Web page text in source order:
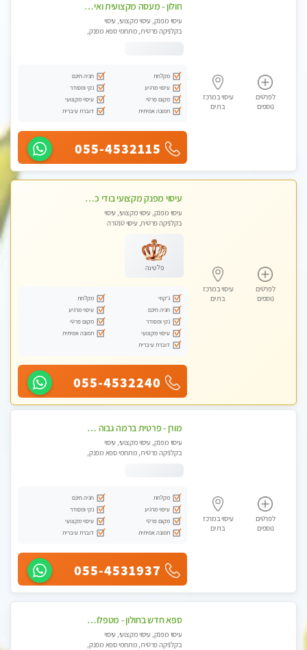
לפרטים
נוספים
עיסוי במרכז
בת ים
חולון - מעסה מקצועית ואיכותית פרטי!!! ללא מין !! בקליניקה מפגש טיפולי !!! מקצועי בלבד - professional therapist
עיסוי מפנק, עיסוי מקצועי, עיסוי
בקלניקה פרטית, מתחמי ספא מפנק,
מקלחת
חניה חינם
עיסוי מרגיע
נקי ומסודר
מקום פרטי
עיסוי מקצועי
תמונה אמיתית
דוברת עיברית
055-4532115
לפרטים
נוספים
עיסוי במרכז
בת ים
עיסוי מפנק מקצועי בודי כפות רגליים+ טיפול בארבע ידיים מומלץ מאוד
עיסוי מפנק, עיסוי מקצועי, עיסוי
בקלניקה פרטית, עיסוי טנטרה
פלטינה
ג'קוזי
מקלחת
חניה חינם
עיסוי מרגיע
נקי ומסודר
מקום פרטי
עיסוי מקצועי
תמונה אמיתית
דוברת עיברית
055-4532240
לפרטים
נוספים
עיסוי במרכז
בת ים
מורן - פרטית ברמה גבוה בבת-ים -הודעות ווצאפ בלבד
עיסוי מפנק, עיסוי מקצועי, עיסוי
בקלניקה פרטית, מתחמי ספא מפנק,
מקלחת
חניה חינם
עיסוי מרגיע
נקי ומסודר
מקום פרטי
עיסוי מקצועי
תמונה אמיתית
דוברת עיברית
055-4531937
ספא חדש בחולון - מטפלות מקצועיות ברמה גבוהה מומלץ מאוד !!! . . highly recommended..new in the city -אין פרטים נוספים במקום -ללא מין !!ממתינה לך שתגיע
עיסוי מפנק, עיסוי מקצועי, עיסוי
בקלניקה פרטית, מתחמי ספא מפנק,